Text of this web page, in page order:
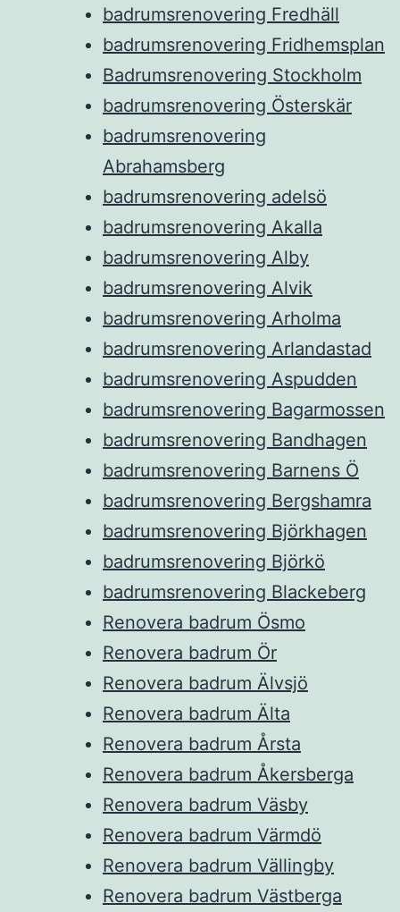
badrumsrenovering Fredhäll
badrumsrenovering Fridhemsplan
Badrumsrenovering Stockholm
badrumsrenovering Österskär
badrumsrenovering
Abrahamsberg
badrumsrenovering adelsö
badrumsrenovering Akalla
badrumsrenovering Alby
badrumsrenovering Alvik
badrumsrenovering Arholma
badrumsrenovering Arlandastad
badrumsrenovering Aspudden
badrumsrenovering Bagarmossen
badrumsrenovering Bandhagen
badrumsrenovering Barnens Ö
badrumsrenovering Bergshamra
badrumsrenovering Björkhagen
badrumsrenovering Björkö
badrumsrenovering Blackeberg
Renovera badrum Ösmo
Renovera badrum Ör
Renovera badrum Älvsjö
Renovera badrum Älta
Renovera badrum Årsta
Renovera badrum Åkersberga
Renovera badrum Väsby
Renovera badrum Värmdö
Renovera badrum Vällingby
Renovera badrum Västberga